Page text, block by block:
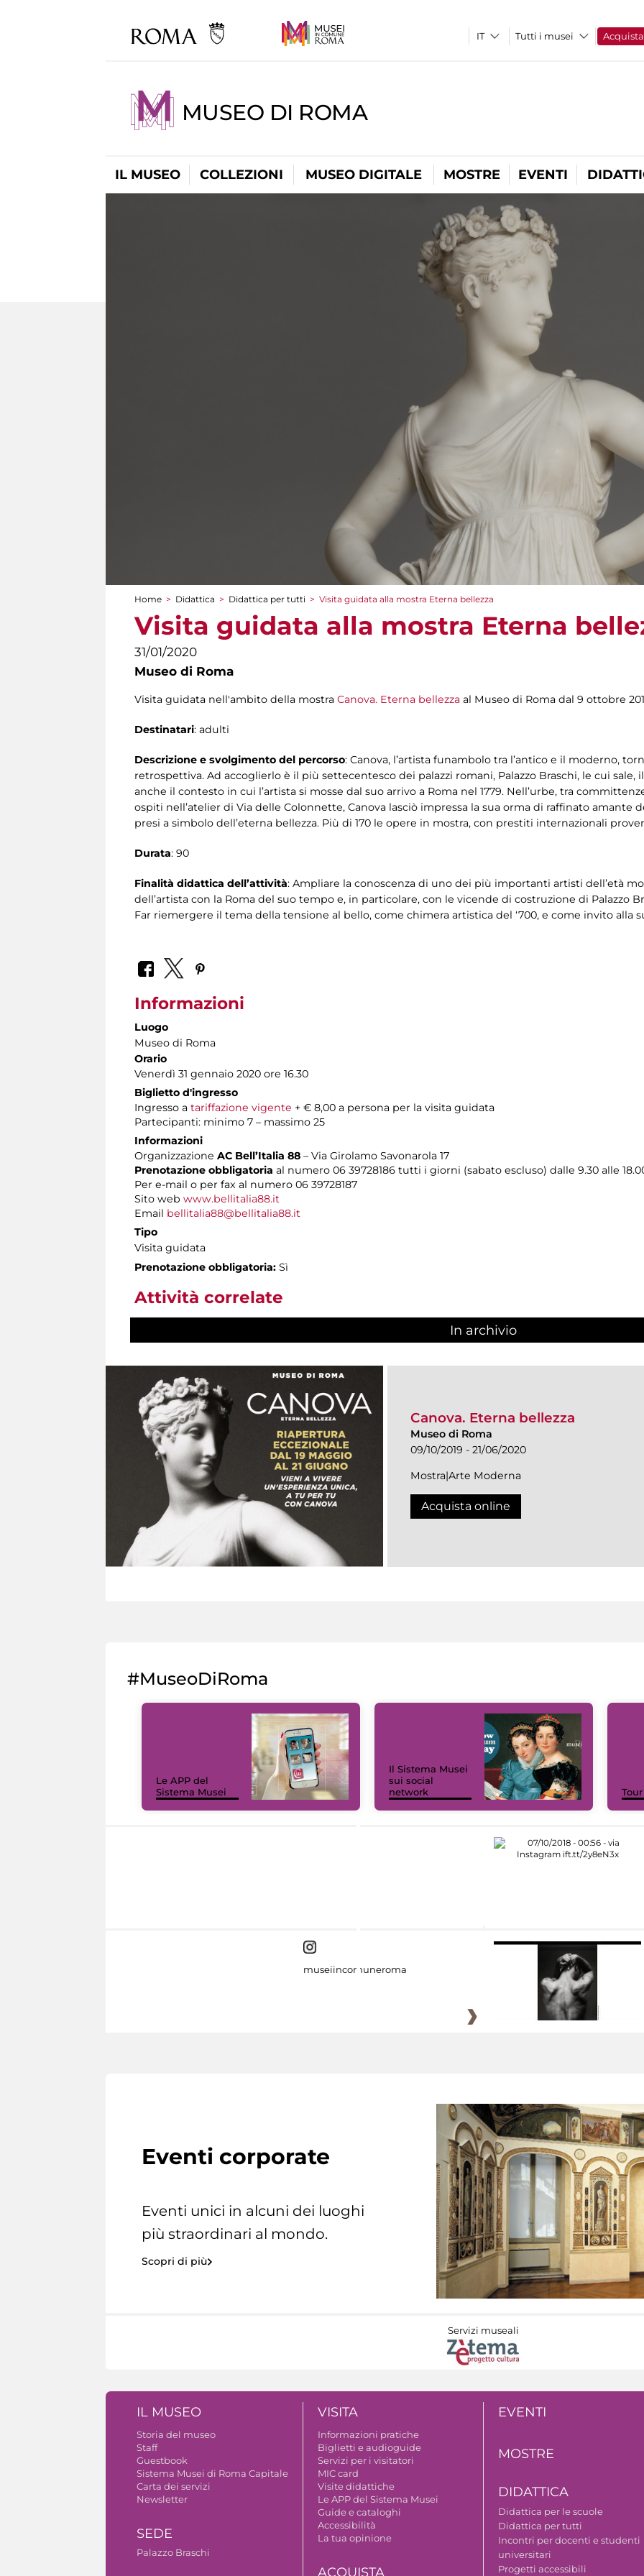
Tutti i musei Acquista
MUSEO DI ROMA
IL MUSEO COLLEZIONI MUSEO DIGITALE MOSTRE EVENTI
Tu sei qui
Home > Didattica > Didattica per tutti > Visita guidata alla mostra Eterna bellezza
Visita guidata alla mostra Eterna
31/01/2020
Museo di Roma
Visita guidata nell'ambito della mostra Canova. Eterna bellezza al Museo di Roma dal 9 ottobre
Destinatari: adulti
Descrizione e svolgimento del percorso: Canova, l’artista funambolo tra l’antico e il moderno,
retrospettiva. Ad accoglierlo è il più settecentesco dei palazzi romani, Palazzo Braschi, le cui
anche il contesto in cui l’artista si mosse dal suo arrivo a Roma nel 1779. Nell’urbe, tra
ospiti nell’atelier di Via delle Colonnette, Canova lasciò impressa la sua orma di raffinato amante
presi a simbolo dell’eterna bellezza. Più di 170 le opere in mostra, con prestiti internazionali
Durata: 90
Finalità didattica dell’attività: Ampliare la conoscenza di uno dei più importanti artisti dell’età
dell’artista con la Roma del suo tempo e, in particolare, con le vicende di costruzione di Palazzo
Far riemergere il tema della tensione al bello, come chimera artistica del ‘700, e come invito alla
Informazioni
Luogo
Museo di Roma
Orario
Venerdì 31 gennaio 2020 ore 16.30
Biglietto d'ingresso
Ingresso a tariffazione vigente + € 8,00 a persona per la visita guidata
Partecipanti: minimo 7 – massimo 25
Informazioni
Organizzazione AC Bell’Italia 88 – Via Girolamo Savonarola 17
Prenotazione obbligatoria al numero 06 39728186 tutti i giorni (sabato escluso) dalle 9.30 alle
Per e-mail o per fax al numero 06 39728187
Sito web www.bellitalia88.it
Email bellitalia88@bellitalia88.it
Tipo
Visita guidata
Prenotazione obbligatoria: Sì
Attività correlate
In archivio
Canova. Eterna bellezza
Museo di Roma
09/10/2019 - 21/06/2020
Mostra|Arte Moderna
Acquista online
#MuseoDiRoma
Le APP del
Sistema Musei
Il Sistema Musei
sui social
network
museiincomuneroma
Eventi corporate
Eventi unici in alcuni dei luoghi
più straordinari al mondo.
Scopri di più
Servizi museali
IL MUSEO
Storia del museo
Staff
Guestbook
Sistema Musei di Roma Capitale
Carta dei servizi
Newsletter
SEDE
Palazzo Braschi
VISITA
Informazioni pratiche
Biglietti e audioguide
Servizi per i visitatori
MIC card
Visite didattiche
Le APP del Sistema Musei
Guide e cataloghi
Accessibilità
La tua opinione
ACQUISTA
EVENTI
MOSTRE
DIDATTICA
Didattica per le scuole
Didattica per tutti
Incontri per docenti e studenti
universitari
Progetti accessibili